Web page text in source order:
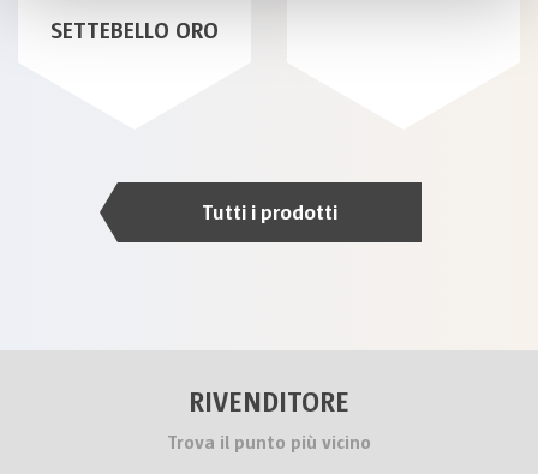
SETTEBELLO ORO
Tutti i prodotti
RIVENDITORE
Trova il punto più vicino